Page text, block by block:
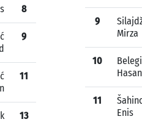
8
9
11
13
9
Mirza
10
Hasan
11
Enis